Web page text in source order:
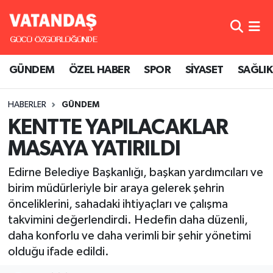
GÜNDEM ÖZEL HABER SPOR SİYASET SAĞLIK
HABERLER GÜNDEM
KENTTE YAPILACAKLAR
MASAYA YATIRILDI
Edirne Belediye Başkanlığı, başkan yardımcıları ve
birim müdürleriyle bir araya gelerek şehrin
önceliklerini, sahadaki ihtiyaçları ve çalışma
takvimini değerlendirdi. Hedefin daha düzenli,
daha konforlu ve daha verimli bir şehir yönetimi
olduğu ifade edildi.
GÜNDEM
SPOR
SİYASET
SAĞLIK
Hava Durumu
Süper Lig Puan Durumu ve Fikstür
Tüm Manşetler
Son Dakika Haberleri
Haber Arşivi